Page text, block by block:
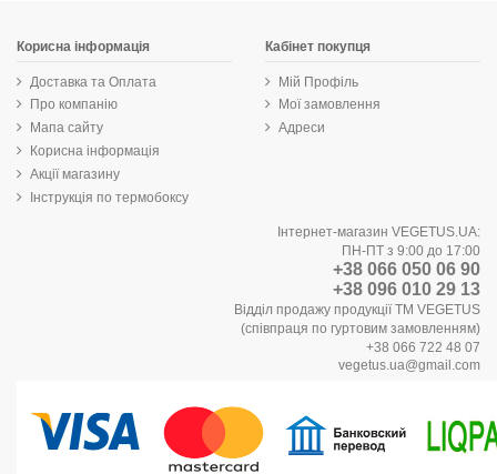
Корисна інформація
Доставка та Оплата
Про компанію
Мапа сайту
Корисна інформація
Акції магазину
Інструкція по термобоксу
Кабінет покупця
Мій Профіль
Мої замовлення
Адреси
Інтернет-магазин VEGETUS.UA:
ПН-ПТ з 9:00 до 17:00
+38 066 050 06 90
+38 096 010 29 13
Відділ продажу продукції ТМ VEGETUS
(співпраця по гуртовим замовленням)
+38 066 722 48 07
vegetus.ua@gmail.com